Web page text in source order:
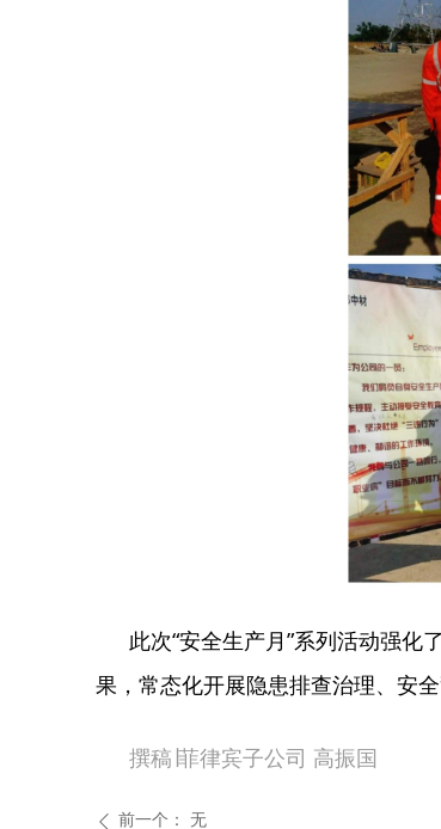
此次“安全生产月”系列活动强
果，常态化开展隐患排查治理、安
撰稿∣菲律宾子公司 高振国
ꄴ 前一个： 无